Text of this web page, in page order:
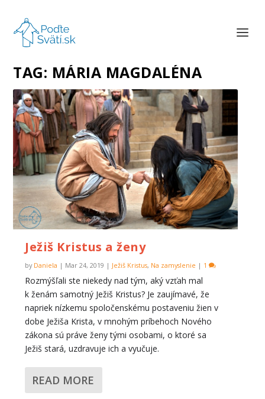
TAG: MÁRIA MAGDALÉNA
Ježiš Kristus a ženy
by Daniela | Mar 24, 2019 | Ježiš Kristus, Na zamyslenie | 1
Rozmýšľali ste niekedy nad tým, aký vzťah mal
k ženám samotný Ježiš Kristus? Je zaujímavé, že
napriek nízkemu spoločenskému postaveniu žien v
dobe Ježiša Krista, v mnohým príbehoch Nového
zákona sú práve ženy tými osobami, o ktoré sa
Ježiš stará, uzdravuje ich a vyučuje.
READ MORE